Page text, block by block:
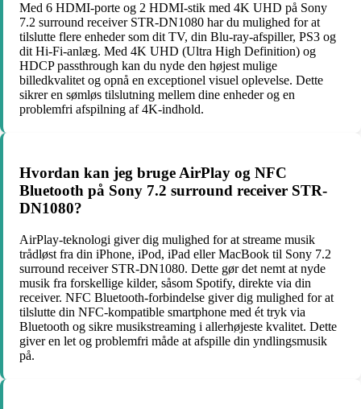
Med 6 HDMI-porte og 2 HDMI-stik med 4K UHD på Sony
7.2 surround receiver STR-DN1080 har du mulighed for at
tilslutte flere enheder som dit TV, din Blu-ray-afspiller, PS3 og
dit Hi-Fi-anlæg. Med 4K UHD (Ultra High Definition) og
HDCP passthrough kan du nyde den højest mulige
billedkvalitet og opnå en exceptionel visuel oplevelse. Dette
sikrer en sømløs tilslutning mellem dine enheder og en
problemfri afspilning af 4K-indhold.
Hvordan kan jeg bruge AirPlay og NFC
Bluetooth på Sony 7.2 surround receiver STR-
DN1080?
AirPlay-teknologi giver dig mulighed for at streame musik
trådløst fra din iPhone, iPod, iPad eller MacBook til Sony 7.2
surround receiver STR-DN1080. Dette gør det nemt at nyde
musik fra forskellige kilder, såsom Spotify, direkte via din
receiver. NFC Bluetooth-forbindelse giver dig mulighed for at
tilslutte din NFC-kompatible smartphone med ét tryk via
Bluetooth og sikre musikstreaming i allerhøjeste kvalitet. Dette
giver en let og problemfri måde at afspille din yndlingsmusik
på.